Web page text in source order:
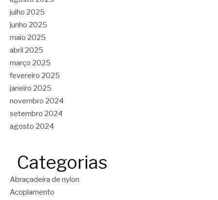
julho 2025
junho 2025
maio 2025
abril 2025
março 2025
fevereiro 2025
janeiro 2025
novembro 2024
setembro 2024
agosto 2024
Categorias
Abraçadeira de nylon
Acoplamento